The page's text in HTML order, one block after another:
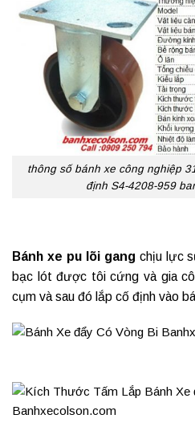
thông số bánh xe công nghiệp
định S4-4208-959
Bánh xe pu lõi gang chịu lực
bạc lót được tôi cứng và gia
cụm và sau đó lắp cố định vào